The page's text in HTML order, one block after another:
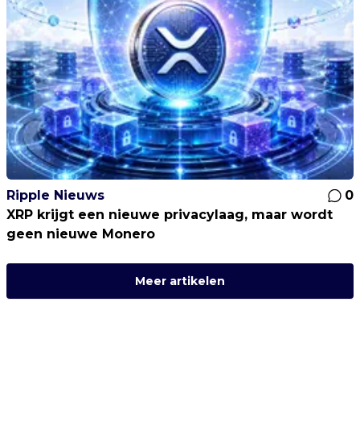
Ripple Nieuws
0
XRP krijgt een nieuwe privacylaag, maar wordt
geen nieuwe Monero
Meer artikelen